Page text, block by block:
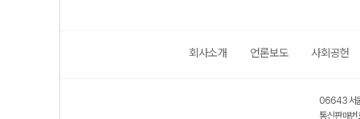
회사소개 언론보도 사회공헌
06643 서
통신판매